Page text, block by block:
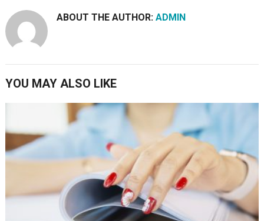
ABOUT THE AUTHOR: ADMIN
YOU MAY ALSO LIKE